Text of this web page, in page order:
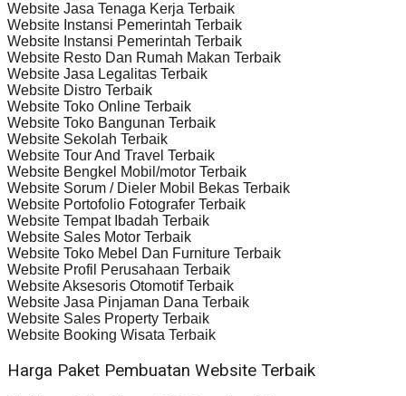
Website Jasa Tenaga Kerja Terbaik
Website Instansi Pemerintah Terbaik
Website Instansi Pemerintah Terbaik
Website Resto Dan Rumah Makan Terbaik
Website Jasa Legalitas Terbaik
Website Distro Terbaik
Website Toko Online Terbaik
Website Toko Bangunan Terbaik
Website Sekolah Terbaik
Website Tour And Travel Terbaik
Website Bengkel Mobil/motor Terbaik
Website Sorum / Dieler Mobil Bekas Terbaik
Website Portofolio Fotografer Terbaik
Website Tempat Ibadah Terbaik
Website Sales Motor Terbaik
Website Toko Mebel Dan Furniture Terbaik
Website Profil Perusahaan Terbaik
Website Aksesoris Otomotif Terbaik
Website Jasa Pinjaman Dana Terbaik
Website Sales Property Terbaik
Website Booking Wisata Terbaik
Harga Paket Pembuatan Website Terbaik